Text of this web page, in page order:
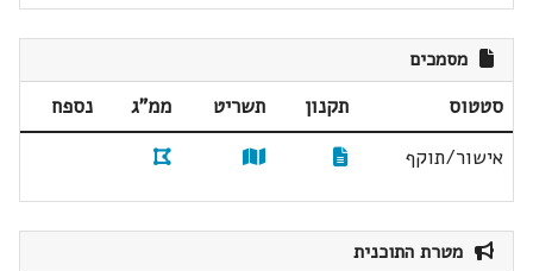
מסמכים
סטטוס תקנון תשריט ממ"ג
נספח
אישור/תוקף
מטרת התוכנית